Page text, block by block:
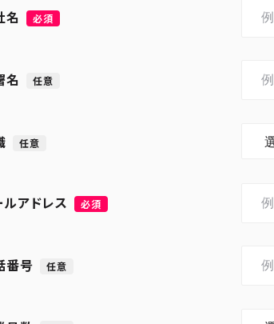
名 必須
名 任意
任意
ルアドレス 必須
番号 任意